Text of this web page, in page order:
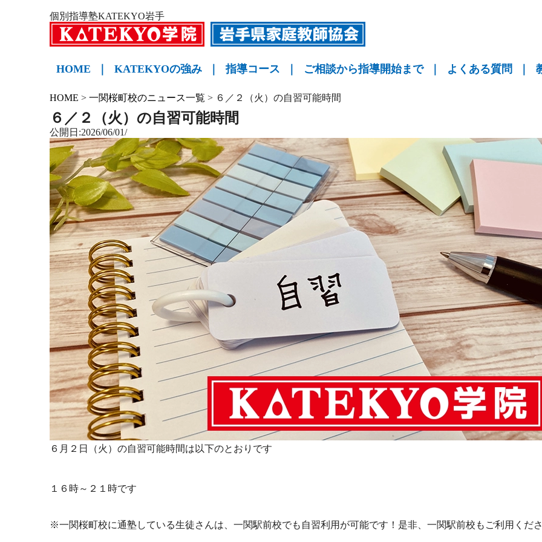
個別指導塾KATEKYO岩手
HOME KATEKYOの強み 指導コース
小学生指導
中学生指導
高校生指導
KATEKYO予備校
ご相談から指導開始まで よくある質問
HOME > 一関桜町校のニュース一覧 > ６／２（火）の自習可能時間
６／２（火）の自習可能時間
公開日:2026/06/01/
６月２日（火）の自習可能時間は以下のとおりです
１６時～２１時です
※一関桜町校に通塾している生徒さんは、一関駅前校でも自習利用が可能です！是非、一関駅前校もご利用くだ